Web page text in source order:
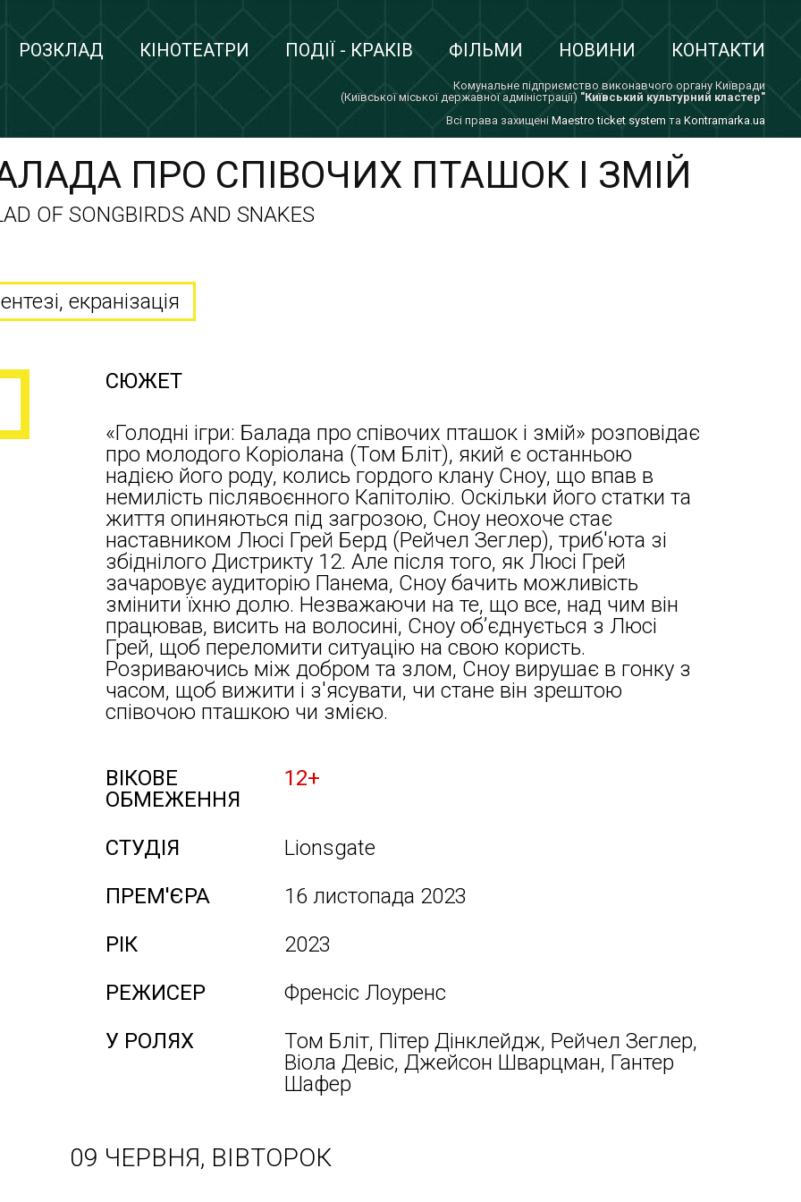
РОЗКЛАД КІНОТЕАТРИ ПОДІЇ - КРАКІВ ФІЛЬМИ НОВИНИ КОНТАКТИ
Комунальне підприємство виконавчого органу Київради
(Київської міської державної адміністрації) "Київський культурний кластер"
Всi права захищенi Maestro ticket system та Kontramarka.ua
ПРО СПІВОЧИХ ПТАШОК І ЗМІЙ
OF SONGBIRDS AND SNAKES
екранізація
СЮЖЕТ
«Голодні ігри: Балада про співочих пташок і змій» розповідає
про молодого Коріолана (Том Бліт), який є останньою
надією його роду, колись гордого клану Сноу, що впав в
немилість післявоєнного Капітолію. Оскільки його статки та
життя опиняються під загрозою, Сноу неохоче стає
наставником Люсі Грей Берд (Рейчел Зеглер), триб'юта зі
збіднілого Дистрикту 12. Але після того, як Люсі Грей
зачаровує аудиторію Панема, Сноу бачить можливість
змінити їхню долю. Незважаючи на те, що все, над чим він
працював, висить на волосині, Сноу об’єднується з Люсі
Грей, щоб переломити ситуацію на свою користь.
Розриваючись між добром та злом, Сноу вирушає в гонку з
часом, щоб вижити і з'ясувати, чи стане він зрештою
співочою пташкою чи змією.
ВІКОВЕ
ОБМЕЖЕННЯ
12+
СТУДІЯ
Lionsgate
ПРЕМ'ЄРА
16 листопада 2023
РІК
2023
РЕЖИСЕР
Френсіс Лоуренс
У РОЛЯХ
Том Бліт, Пітер Дінклейдж, Рейчел Зеглер,
Віола Девіс, Джейсон Шварцман, Гантер
Шафер
09 ЧЕРВНЯ, ВІВТОРОК